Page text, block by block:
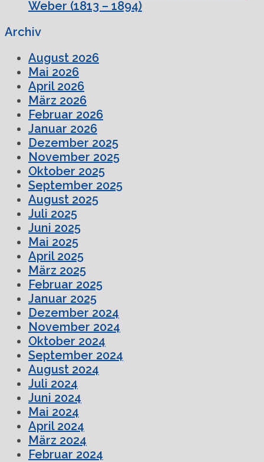
Weber (1813 – 1894)
Archiv
August 2026
Mai 2026
April 2026
März 2026
Februar 2026
Januar 2026
Dezember 2025
November 2025
Oktober 2025
September 2025
August 2025
Juli 2025
Juni 2025
Mai 2025
April 2025
März 2025
Februar 2025
Januar 2025
Dezember 2024
November 2024
Oktober 2024
September 2024
August 2024
Juli 2024
Juni 2024
Mai 2024
April 2024
März 2024
Februar 2024